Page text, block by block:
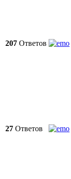
207 Ответов
27 Ответов